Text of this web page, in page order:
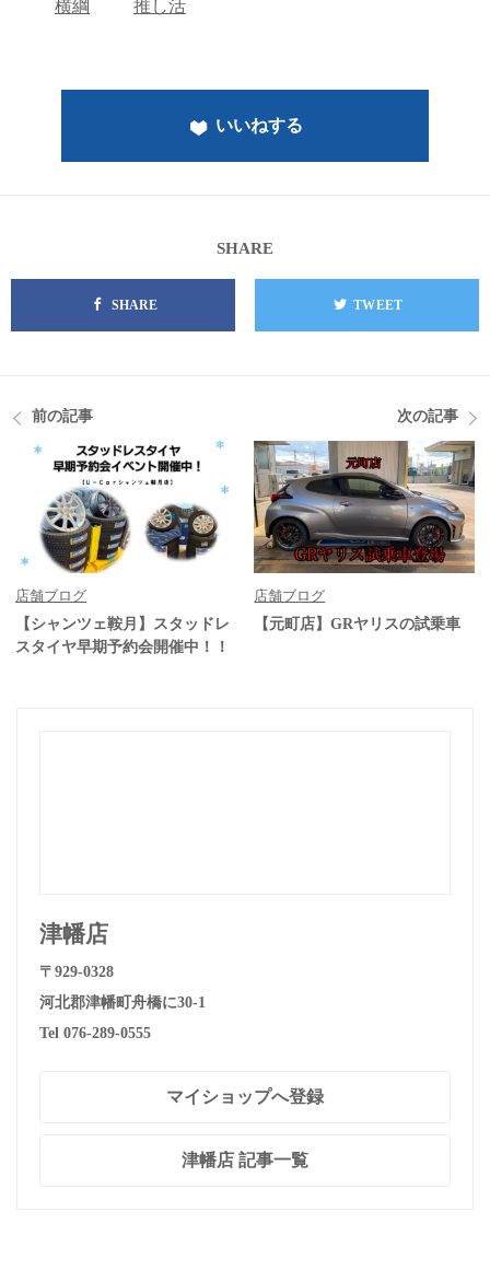
横綱 推し活
いいねする
SHARE
SHARE TWEET
前の記事
店舗ブログ
【シャンツェ鞍月】スタッドレ
スタイヤ早期予約会開催中！！
次の記事
店舗ブログ
【元町店】GRヤリスの試乗車
津幡店
〒929-0328
河北郡津幡町舟橋に30-1
Tel 076-289-0555
マイショップへ登録
津幡店 記事一覧